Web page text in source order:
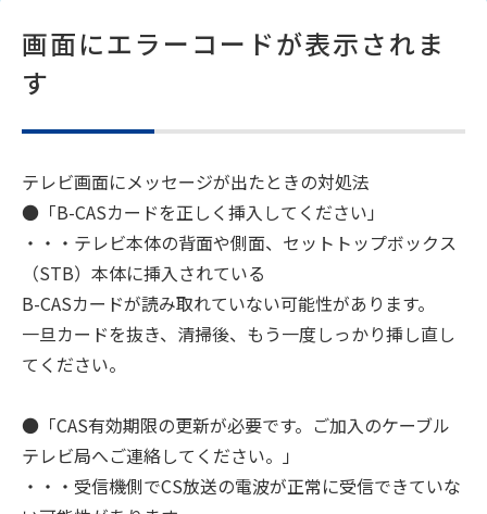
画面にエラーコードが表示されま
す
テレビ画面にメッセージが出たときの対処法
●「B-CASカードを正しく挿入してください」
・・・テレビ本体の背面や側面、セットトップボックス
（STB）本体に挿入されている
B-CASカードが読み取れていない可能性があります。
一旦カードを抜き、清掃後、もう一度しっかり挿し直し
てください。
●「CAS有効期限の更新が必要です。ご加入のケーブル
テレビ局へご連絡してください。」
・・・受信機側でCS放送の電波が正常に受信できていな